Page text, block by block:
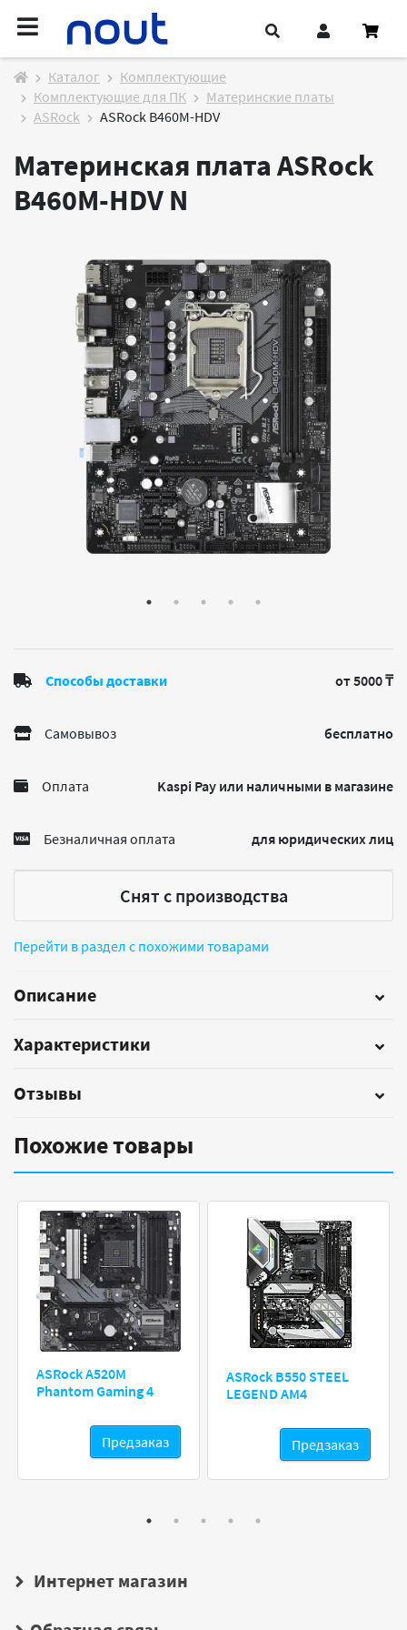
Каталог
Комплектующие
Комплектующие для ПК
Материнские платы
ASRock
ASRock B460M-HDV
Материнская плата ASRock
B460M-HDV N
Способы доставки от 5000 ₸
Самовывоз бесплатно
Оплата Kaspi Pay или наличными в магазине
Безналичная оплата для юридических лиц
Снят с производства
Перейти в раздел с похожими товарами
Описание
Характеристики
Отзывы
Похожие товары
ASRock A520M
Phantom Gaming 4
Предзаказ
ASRock B550 STEEL
LEGEND AM4
Предзаказ
Интернет магазин